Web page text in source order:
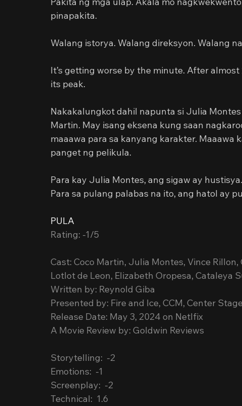
pinapakita.
Walang istorya. Walang direksyon. Walang
It’s getting worse by the minute. After
its peak.
Nakakalungkot dahil napunta si Julia
Martin. May isang eksena kung saan
maaawa para sa kanyang karakter. Maaawa
panget ng pelikula.
Para kay Julia Montes, ang sigaw ay hustisya.
Para sa pulang palabas na ito, ang hatol ay
PULA
Rating: -1/5
Cast: Coco Martin, Julia Montes, Vince
Lotlot de Leon, Elizabeth Oropesa, Cataleya
Written by: Reynold Giba
Presented by: Fire and Ice, CCM, Center
Release Date: May 3, 2024 on Netlfix
A Movie Review by: Goldwin Reviews
Storytelling:  -2
Emotions:  -1
Screenplay:  -2
Technical:  1.6